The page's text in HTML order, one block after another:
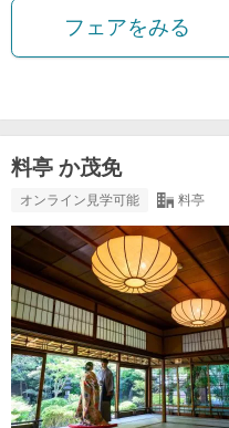
フェアをみる
料亭 か茂免
オンライン見学可能 料亭